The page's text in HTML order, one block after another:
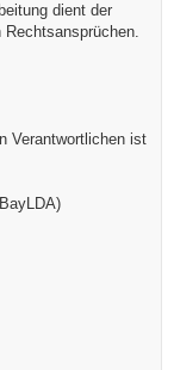
dient der
Rechtsansprüchen.
Verantwortlichen ist